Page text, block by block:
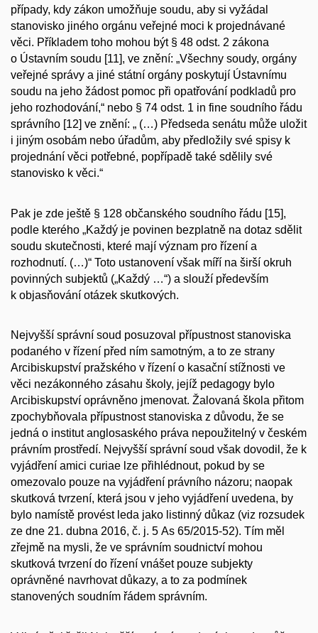
případy, kdy zákon umožňuje soudu, aby si vyžádal
stanovisko jiného orgánu veřejné moci k projednávané
věci. Příkladem toho mohou být § 48 odst. 2 zákona
o Ústavním soudu [11], ve znění: „Všechny soudy, orgány
veřejné správy a jiné státní orgány poskytují Ústavnímu
soudu na jeho žádost pomoc při opatřování podkladů pro
jeho rozhodování,“ nebo § 74 odst. 1 in fine soudního řádu
správního [12] ve znění: „ (…) Předseda senátu může uložit
i jiným osobám nebo úřadům, aby předložily své spisy k
projednání věci potřebné, popřípadě také sdělily své
stanovisko k věci.“
Pak je zde ještě § 128 občanského soudního řádu [15],
podle kterého „Každý je povinen bezplatně na dotaz sdělit
soudu skutečnosti, které mají význam pro řízení a
rozhodnutí. (…)“ Toto ustanovení však míří na širší okruh
povinných subjektů („Každý …“) a slouží především
k objasňování otázek skutkových.
Nejvyšší správní soud posuzoval přípustnost stanoviska
podaného v řízení před ním samotným, a to ze strany
Arcibiskupství pražského v řízení o kasační stížnosti ve
věci nezákonného zásahu školy, jejíž pedagogy bylo
Arcibiskupství oprávněno jmenovat. Žalovaná škola přitom
zpochybňovala přípustnost stanoviska z důvodu, že se
jedná o institut anglosaského práva nepoužitelný v českém
právním prostředí. Nejvyšší správní soud však dovodil, že k
vyjádření amici curiae lze přihlédnout, pokud by se
omezovalo pouze na vyjádření právního názoru; naopak
skutková tvrzení, která jsou v jeho vyjádření uvedena, by
bylo namístě provést leda jako listinný důkaz (viz rozsudek
ze dne 21. dubna 2016, č. j. 5 As 65/2015-52). Tím měl
zřejmě na mysli, že ve správním soudnictví mohou
skutková tvrzení do řízení vnášet pouze subjekty
oprávněné navrhovat důkazy, a to za podmínek
stanovených soudním řádem správním.